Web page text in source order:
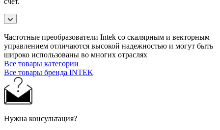
Частотные преобразователи Intek со скалярным и векторным
управлением отличаются высокой надежностью и могут быть
широко использованы во многих отраслях
Все товары категории
Все товары бренда INTEK
Нужна консультация?